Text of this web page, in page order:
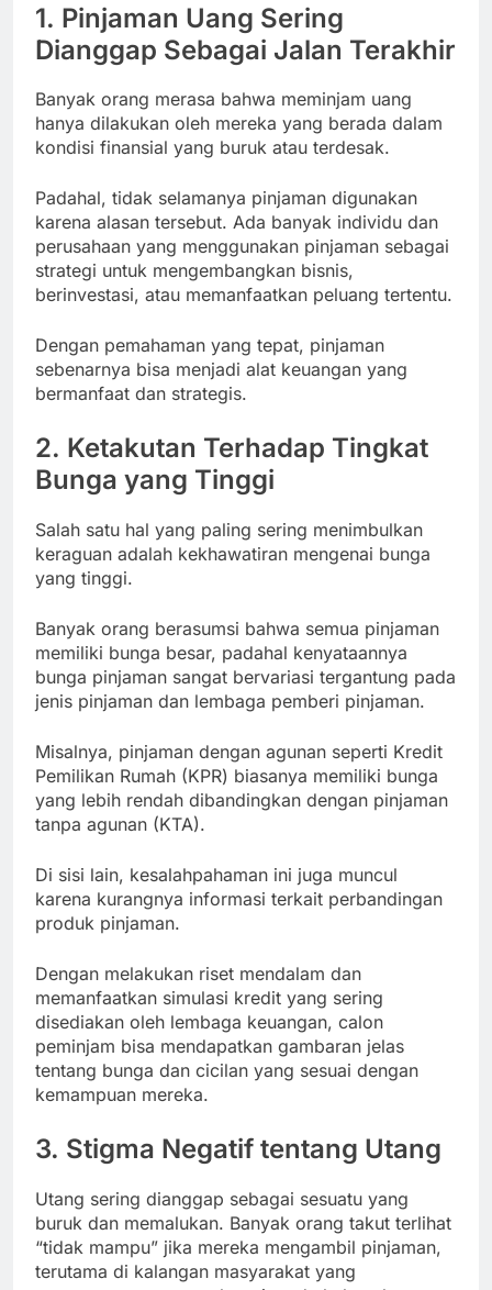
1. Pinjaman Uang Sering
Dianggap Sebagai Jalan Terakhir
Banyak orang merasa bahwa meminjam uang
hanya dilakukan oleh mereka yang berada dalam
kondisi finansial yang buruk atau terdesak.
Padahal, tidak selamanya pinjaman digunakan
karena alasan tersebut. Ada banyak individu dan
perusahaan yang menggunakan pinjaman sebagai
strategi untuk mengembangkan bisnis,
berinvestasi, atau memanfaatkan peluang tertentu.
Dengan pemahaman yang tepat, pinjaman
sebenarnya bisa menjadi alat keuangan yang
bermanfaat dan strategis.
2. Ketakutan Terhadap Tingkat
Bunga yang Tinggi
Salah satu hal yang paling sering menimbulkan
keraguan adalah kekhawatiran mengenai bunga
yang tinggi.
Banyak orang berasumsi bahwa semua pinjaman
memiliki bunga besar, padahal kenyataannya
bunga pinjaman sangat bervariasi tergantung pada
jenis pinjaman dan lembaga pemberi pinjaman.
Misalnya, pinjaman dengan agunan seperti Kredit
Pemilikan Rumah (KPR) biasanya memiliki bunga
yang lebih rendah dibandingkan dengan pinjaman
tanpa agunan (KTA).
Di sisi lain, kesalahpahaman ini juga muncul
karena kurangnya informasi terkait perbandingan
produk pinjaman.
Dengan melakukan riset mendalam dan
memanfaatkan simulasi kredit yang sering
disediakan oleh lembaga keuangan, calon
peminjam bisa mendapatkan gambaran jelas
tentang bunga dan cicilan yang sesuai dengan
kemampuan mereka.
3. Stigma Negatif tentang Utang
Utang sering dianggap sebagai sesuatu yang
buruk dan memalukan. Banyak orang takut terlihat
“tidak mampu” jika mereka mengambil pinjaman,
terutama di kalangan masyarakat yang